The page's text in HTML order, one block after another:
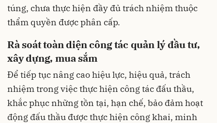
túng, chưa thực hiện đầy đủ trách nhiệm thuộc
thẩm quyền được phân cấp.
Rà soát toàn diện công tác quản lý đầu tư,
xây dựng, mua sắm
Để tiếp tục nâng cao hiệu lực, hiệu quả, trách
nhiệm trong việc thực hiện công tác đấu thầu,
khắc phục những tồn tại, hạn chế, bảo đảm hoạt
động đấu thầu được thực hiện công khai, minh